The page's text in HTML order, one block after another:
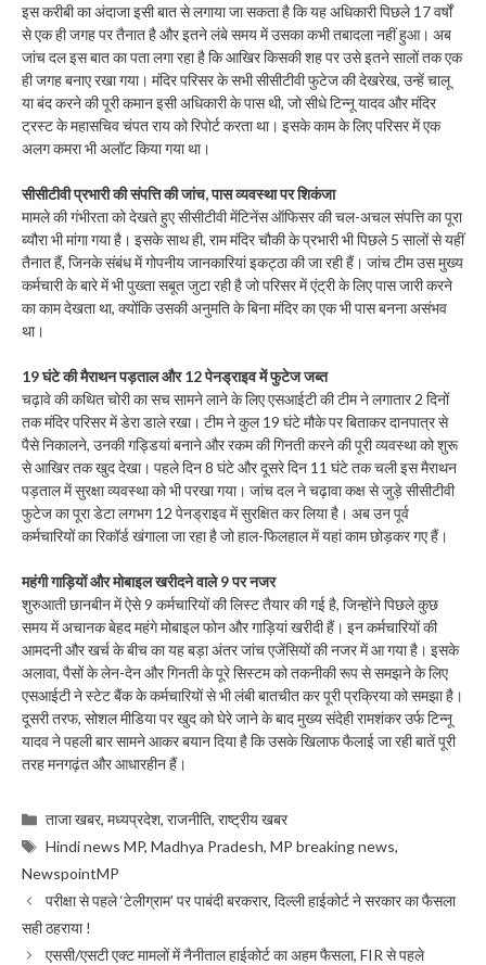
इस करीबी का अंदाजा इसी बात से लगाया जा सकता है कि यह अधिकारी पिछले 17 वर्षों
से एक ही जगह पर तैनात है और इतने लंबे समय में उसका कभी तबादला नहीं हुआ। अब
जांच दल इस बात का पता लगा रहा है कि आखिर किसकी शह पर उसे इतने सालों तक एक
ही जगह बनाए रखा गया। मंदिर परिसर के सभी सीसीटीवी फुटेज की देखरेख, उन्हें चालू
या बंद करने की पूरी कमान इसी अधिकारी के पास थी, जो सीधे टिन्नू यादव और मंदिर
ट्रस्ट के महासचिव चंपत राय को रिपोर्ट करता था। इसके काम के लिए परिसर में एक
अलग कमरा भी अलॉट किया गया था।
सीसीटीवी प्रभारी की संपत्ति की जांच, पास व्यवस्था पर शिकंजा
मामले की गंभीरता को देखते हुए सीसीटीवी मेंटिनेंस ऑफिसर की चल-अचल संपत्ति का पूरा
ब्यौरा भी मांगा गया है। इसके साथ ही, राम मंदिर चौकी के प्रभारी भी पिछले 5 सालों से यहीं
तैनात हैं, जिनके संबंध में गोपनीय जानकारियां इकट्ठा की जा रही हैं। जांच टीम उस मुख्य
कर्मचारी के बारे में भी पुख्ता सबूत जुटा रही है जो परिसर में एंट्री के लिए पास जारी करने
का काम देखता था, क्योंकि उसकी अनुमति के बिना मंदिर का एक भी पास बनना असंभव
था।
19 घंटे की मैराथन पड़ताल और 12 पेनड्राइव में फुटेज जब्त
चढ़ावे की कथित चोरी का सच सामने लाने के लिए एसआईटी की टीम ने लगातार 2 दिनों
तक मंदिर परिसर में डेरा डाले रखा। टीम ने कुल 19 घंटे मौके पर बिताकर दानपात्र से
पैसे निकालने, उनकी गड्डियां बनाने और रकम की गिनती करने की पूरी व्यवस्था को शुरू
से आखिर तक खुद देखा। पहले दिन 8 घंटे और दूसरे दिन 11 घंटे तक चली इस मैराथन
पड़ताल में सुरक्षा व्यवस्था को भी परखा गया। जांच दल ने चढ़ावा कक्ष से जुड़े सीसीटीवी
फुटेज का पूरा डेटा लगभग 12 पेनड्राइव में सुरक्षित कर लिया है। अब उन पूर्व
कर्मचारियों का रिकॉर्ड खंगाला जा रहा है जो हाल-फिलहाल में यहां काम छोड़कर गए हैं।
महंगी गाड़ियों और मोबाइल खरीदने वाले 9 पर नजर
शुरुआती छानबीन में ऐसे 9 कर्मचारियों की लिस्ट तैयार की गई है, जिन्होंने पिछले कुछ
समय में अचानक बेहद महंगे मोबाइल फोन और गाड़ियां खरीदी हैं। इन कर्मचारियों की
आमदनी और खर्च के बीच का यह बड़ा अंतर जांच एजेंसियों की नजर में आ गया है। इसके
अलावा, पैसों के लेन-देन और गिनती के पूरे सिस्टम को तकनीकी रूप से समझने के लिए
एसआईटी ने स्टेट बैंक के कर्मचारियों से भी लंबी बातचीत कर पूरी प्रक्रिया को समझा है।
दूसरी तरफ, सोशल मीडिया पर खुद को घेरे जाने के बाद मुख्य संदेही रामशंकर उर्फ टिन्नू
यादव ने पहली बार सामने आकर बयान दिया है कि उसके खिलाफ फैलाई जा रही बातें पूरी
तरह मनगढ़ंत और आधारहीन हैं।
Categories
ताजा खबर,मध्यप्रदेश,राजनीति,राष्ट्रीय खबर
Tags
Hindi news MP,Madhya Pradesh,MP breaking news,
NewspointMP
परीक्षा से पहले ‘टेलीग्राम’ पर पाबंदी बरकरार, दिल्ली हाईकोर्ट ने सरकार का फैसला
सही ठहराया !
एससी/एसटी एक्ट मामलों में नैनीताल हाईकोर्ट का अहम फैसला, FIR से पहले